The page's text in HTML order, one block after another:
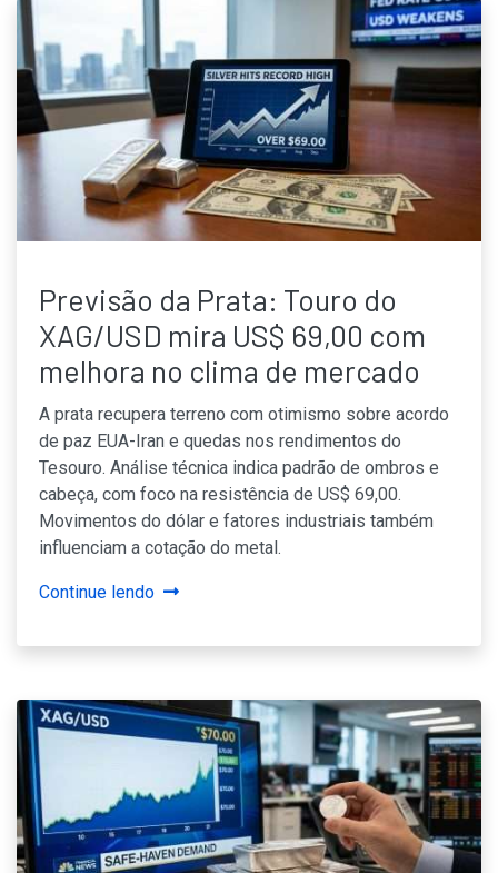
Previsão da Prata: Touro do
XAG/USD mira US$ 69,00 com
melhora no clima de mercado
A prata recupera terreno com otimismo sobre acordo
de paz EUA-Iran e quedas nos rendimentos do
Tesouro. Análise técnica indica padrão de ombros e
cabeça, com foco na resistência de US$ 69,00.
Movimentos do dólar e fatores industriais também
influenciam a cotação do metal.
Continue lendo